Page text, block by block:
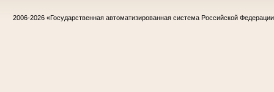
2006-2026 «Государственная автоматизированная система Российской